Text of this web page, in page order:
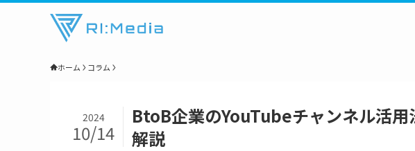
ホーム コラム
BtoB企業のYouTubeチャンネル活用
解説
2024
10/14